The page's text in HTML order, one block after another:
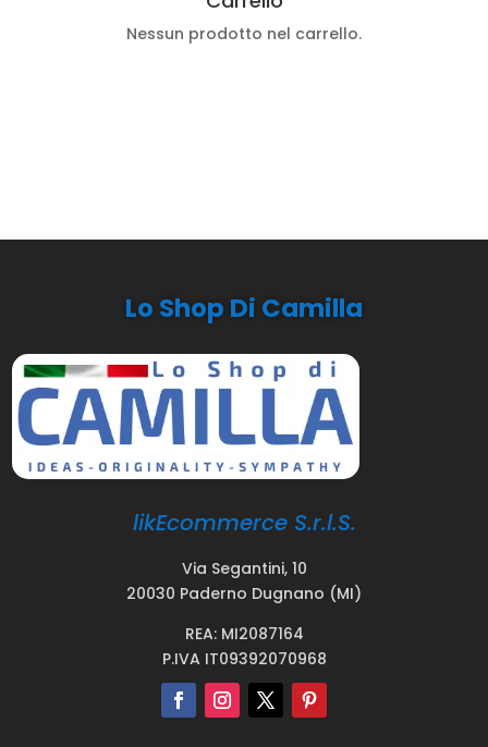
Nessun prodotto nel carrello.
Lo Shop Di Camilla
likEcommerce S.r.l.S.
Via Segantini, 10
20030 Paderno Dugnano (MI)
REA: MI2087164
P.IVA IT09392070968